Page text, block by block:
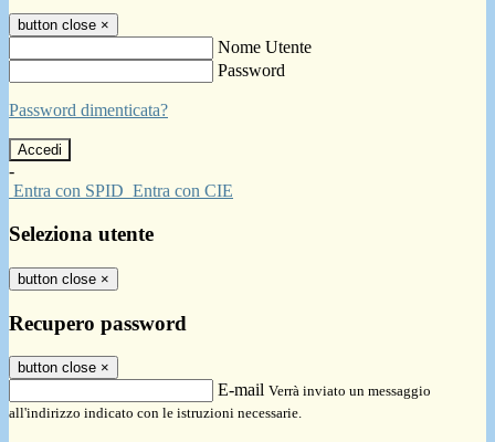
button close ×
Nome Utente
Password
Password dimenticata?
-
Entra con SPID Entra con CIE
Seleziona utente
button close ×
Recupero password
button close ×
E-mail Verrà inviato un messaggio
all'indirizzo indicato con le istruzioni necessarie.